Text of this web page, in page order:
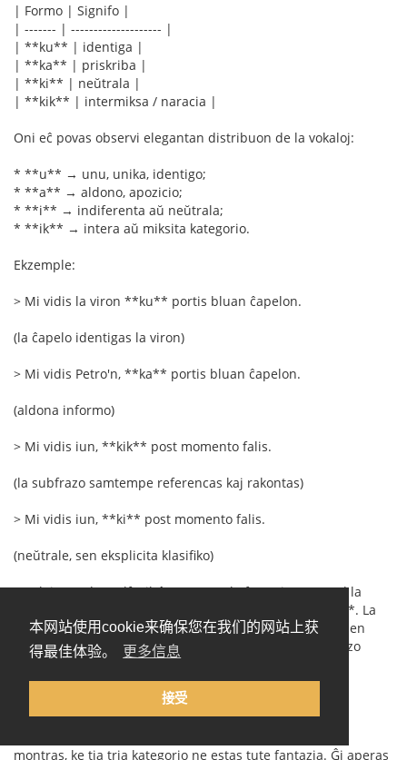
本网站使用cookie来确保您在我们的网站上获
得最佳体验。
更多信息
接受
| Formo | Signifo |
| ------- | -------------------- |
| **ku** | identiga |
| **ka** | priskriba |
| **ki** | neŭtrala |
| **kik** | intermiksa / naracia |
Oni eĉ povas observi elegantan distribuon de la vokaloj:
* **u** → unu, unika, identigo;
* **a** → aldono, apozicio;
* **i** → indiferenta aŭ neŭtrala;
* **ik** → intera aŭ miksita kategorio.
Ekzemple:
> Mi vidis la viron **ku** portis bluan ĉapelon.
(la ĉapelo identigas la viron)
> Mi vidis Petro'n, **ka** portis bluan ĉapelon.
(aldona informo)
> Mi vidis iun, **kik** post momento falis.
(la subfrazo samtempe referencas kaj rakontas)
> Mi vidis iun, **ki** post momento falis.
(neŭtrale, sen eksplicita klasifiko)
La plej granda malfacilaĵo ne estus la formoj mem, sed la
bezono de interkonsento pri la preciza difino de **kik**. La
kategorioj "identiga" kaj "priskriba" estas bone konataj en
lingvistiko, sed la "miksita" aŭ "naracia" relativa subfrazo
estas malpli firme difinita. Tamen ĝuste via komenca
ekzemplo:
> Ni observis iun, kiu post minuto falis.
montras, ke tia tria kategorio ne estas tute fantazia. Ĝi aperas